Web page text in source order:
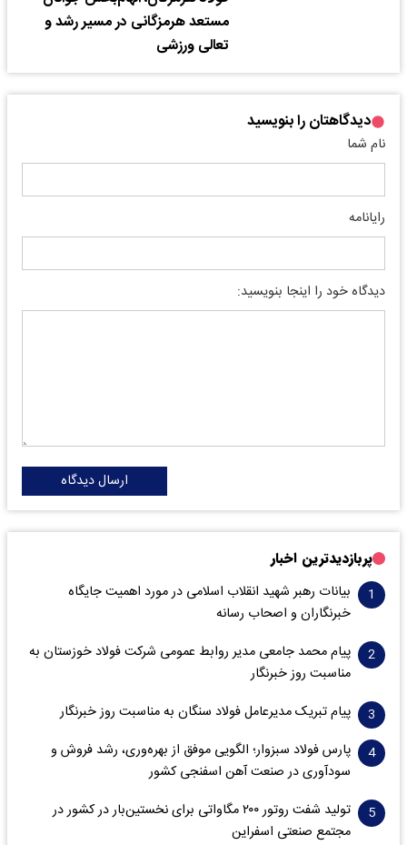
مستعد هرمزگانی در مسیر رشد و
تعالی ورزشی
دیدگاهتان را بنویسید
نام شما
رایانامه
دیدگاه خود را اینجا بنویسید:
ارسال دیدگاه
پربازدیدترین اخبار
بیانات رهبر شهید انقلاب اسلامی در مورد اهمیت جایگاه
خبرنگاران و اصحاب رسانه
پیام محمد جامعی مدیر روابط عمومی شرکت فولاد خوزستان به
مناسبت روز خبرنگار
پیام تبریک مدیرعامل فولاد سنگان به مناسبت روز خبرنگار
پارس فولاد سبزوار؛ الگویی موفق از بهره‌وری، رشد فروش و
سود‌آوری در صنعت آهن اسفنجی کشور
تولید شفت روتور ۲۰۰ مگاواتی برای نخستین‌بار در کشور در
مجتمع صنعتی اسفراین